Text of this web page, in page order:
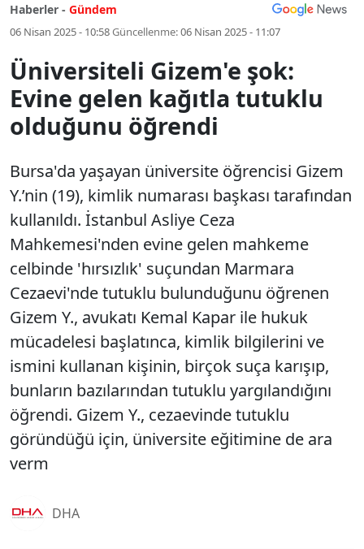
Haberler - Gündem
06 Nisan 2025 - 10:58Güncellenme:06 Nisan 2025 - 11:07
Üniversiteli Gizem'e şok:
Evine gelen kağıtla tutuklu
olduğunu öğrendi
Bursa'da yaşayan üniversite öğrencisi Gizem
Y.’nin (19), kimlik numarası başkası tarafından
kullanıldı. İstanbul Asliye Ceza
Mahkemesi'nden evine gelen mahkeme
celbinde 'hırsızlık' suçundan Marmara
Cezaevi'nde tutuklu bulunduğunu öğrenen
Gizem Y., avukatı Kemal Kapar ile hukuk
mücadelesi başlatınca, kimlik bilgilerini ve
ismini kullanan kişinin, birçok suça karışıp,
bunların bazılarından tutuklu yargılandığını
öğrendi. Gizem Y., cezaevinde tutuklu
göründüğü için, üniversite eğitimine de ara
verm
DHA